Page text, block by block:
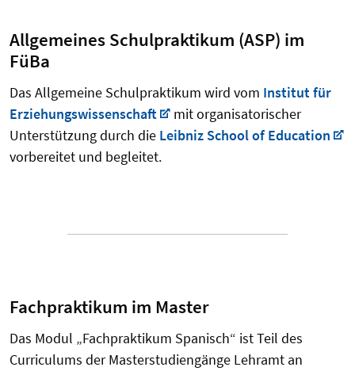
Allgemeines Schulpraktikum (ASP) im
FüBa
Das Allgemeine Schulpraktikum wird vom Institut für
Erziehungswissenschaft
mit organisatorischer
Unterstützung durch die Leibniz School of Education
vorbereitet und begleitet.
Fachpraktikum im Master
Das Modul „Fachpraktikum Spanisch“ ist Teil des
Curriculums der Masterstudiengänge Lehramt an